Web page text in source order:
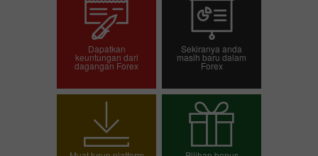
Dapatkan
keuntungan dari
dagangan Forex
dagangan
Sekiranya anda
masih baru dalam
Forex
Pembukaan akaun
demo